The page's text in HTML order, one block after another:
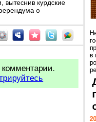
вытеснив курдские
о
в